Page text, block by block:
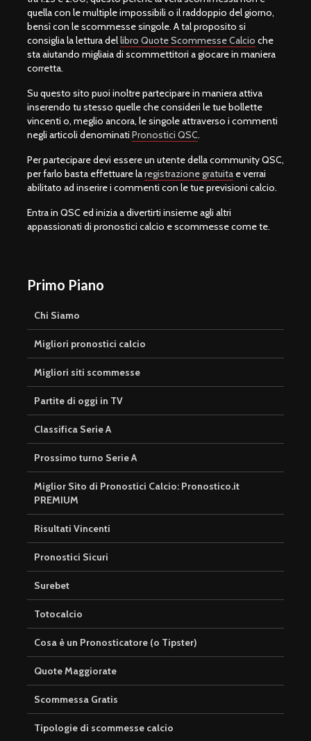
quella con le multiple impossibili o il raddoppio del giorno,
bensì con le scommesse singole. A tal proposito si
consiglia la lettura dellibro Quote Scommesse Calcio che
sta aiutando migliaia di scommettitori a giocare in maniera
corretta.
Su questo sito puoi inoltre partecipare in maniera attiva
inserendo tu stesso quelle che consideri le tue bollette
vincenti o, meglio ancora, le singole attraverso i commenti
negli articoli denominati Pronostici QSC.
Per partecipare devi essere un utente della community QSC,
per farlo basta effettuare laregistrazione gratuita e verrai
abilitato ad inserire i commenti con le tue previsioni calcio.
Entra in QSC ed inizia a divertirti insieme agli altri
appassionati di pronostici calcio e scommesse come te.
Primo Piano
Chi Siamo
Migliori pronostici calcio
Migliori siti scommesse
Partite di oggi in TV
Classifica Serie A
Prossimo turno Serie A
Miglior Sito di Pronostici Calcio: Pronostico.it
PREMIUM
Risultati Vincenti
Pronostici Sicuri
Surebet
Totocalcio
Cosa è un Pronosticatore (o Tipster)
Quote Maggiorate
Scommessa Gratis
Tipologie di scommesse calcio